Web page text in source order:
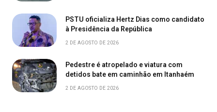
PSTU oficializa Hertz Dias como candidato
à Presidência da República
2 DE AGOSTO DE 2026
Pedestre é atropelado e viatura com
detidos bate em caminhão em Itanhaém
2 DE AGOSTO DE 2026